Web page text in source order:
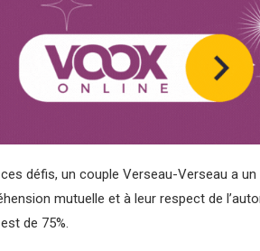
défis, un couple Verseau-Verseau a
mutuelle et à leur respect de
de 75%.